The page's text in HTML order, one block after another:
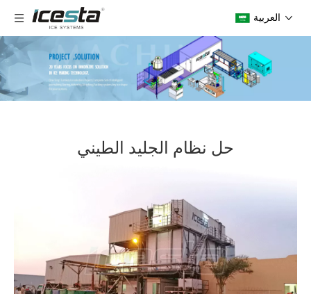
العربية
حل نظام الجليد الطيني